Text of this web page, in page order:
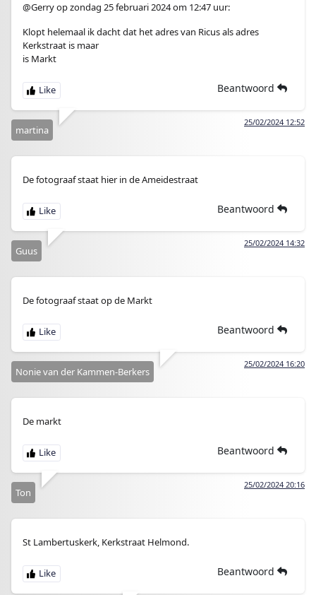
@Gerry op zondag 25 februari 2024 om 12:47 uur:
Klopt helemaal ik dacht dat het adres van Ricus als adres
Kerkstraat is maar
is Markt
Beantwoord
25/02/2024 12:52
martina
De fotograaf staat hier in de Ameidestraat
Beantwoord
25/02/2024 14:32
Guus
De fotograaf staat op de Markt
Beantwoord
25/02/2024 16:20
Nonie van der Kammen-Berkers
De markt
Beantwoord
25/02/2024 20:16
Ton
St Lambertuskerk, Kerkstraat Helmond.
Beantwoord